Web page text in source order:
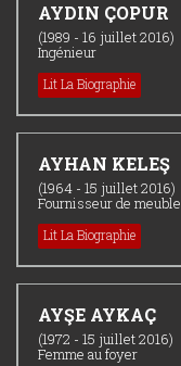
AYDIN ÇOPUR
(1989 - 16 juillet 2016)
Ingénieur
Lit La Biographie
AYHAN KELEŞ
(1964 - 15 juillet 2016)
Fournisseur de meuble
Lit La Biographie
AYŞE AYKAÇ
(1972 - 15 juillet 2016)
Femme au foyer